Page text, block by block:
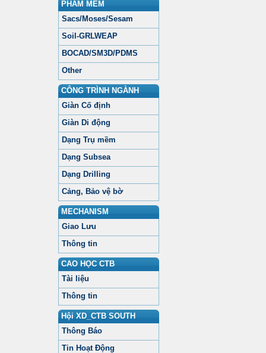
PHẦM MỀM
Sacs/Moses/Sesam
Soil-GRLWEAP
BOCAD/SM3D/PDMS
Other
CÔNG TRÌNH NGÀNH
Giàn Cố định
Giàn Di động
Dạng Trụ mềm
Dạng Subsea
Dạng Drilling
Cảng, Bảo vệ bờ
MECHANISM
Giao Lưu
Thông tin
CAO HỌC CTB
Tài liệu
Thông tin
Hội XD_CTB SOUTH
Thông Báo
Tin Hoạt Động